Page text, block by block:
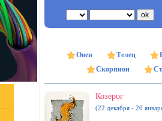
Овен Телец
Скорпион
Козерог
(22 декабря - 20